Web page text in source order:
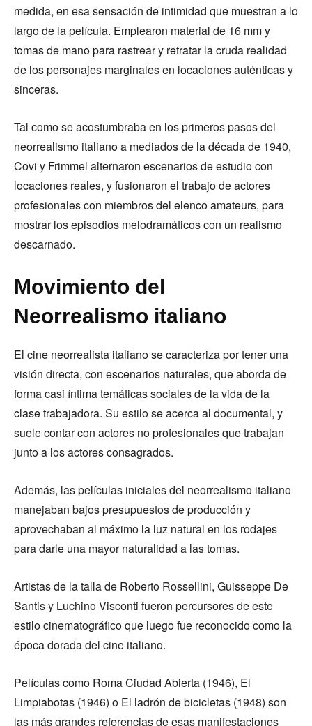
medida, en esa sensación de intimidad que muestran a lo
largo de la película. Emplearon material de 16 mm y
tomas de mano para rastrear y retratar la cruda realidad
de los personajes marginales en locaciones auténticas y
sinceras.
Tal como se acostumbraba en los primeros pasos del
neorrealismo italiano a mediados de la década de 1940,
Covi y Frimmel alternaron escenarios de estudio con
locaciones reales, y fusionaron el trabajo de actores
profesionales con miembros del elenco amateurs, para
mostrar los episodios melodramáticos con un realismo
descarnado.
Movimiento del
Neorrealismo italiano
El cine neorrealista italiano se caracteriza por tener una
visión directa, con escenarios naturales, que aborda de
forma casi íntima temáticas sociales de la vida de la
clase trabajadora. Su estilo se acerca al documental, y
suele contar con actores no profesionales que trabajan
junto a los actores consagrados.
Además, las películas iniciales del neorrealismo italiano
manejaban bajos presupuestos de producción y
aprovechaban al máximo la luz natural en los rodajes
para darle una mayor naturalidad a las tomas.
Artistas de la talla de Roberto Rossellini, Guisseppe De
Santis y Luchino Visconti fueron percursores de este
estilo cinematográfico que luego fue reconocido como la
época dorada del cine italiano.
Películas como Roma Ciudad Abierta (1946), El
Limpiabotas (1946) o El ladrón de bicicletas (1948) son
las más grandes referencias de esas manifestaciones